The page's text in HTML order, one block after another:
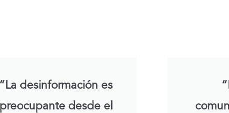
“La desinformación es
preocupante desde el